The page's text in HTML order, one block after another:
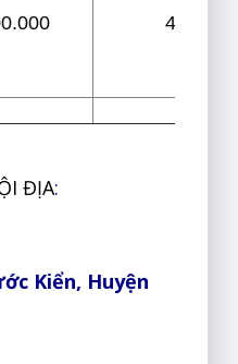
4-5
ĐỊA:
ớc Kiển, Huyện